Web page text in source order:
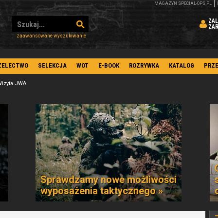
zaawansowane wyszukiwanie
MAGAZYN SPECIAL-OPS.PL
SELEKCJA WOT E-BOOK ROZRYWKA KATALOG
JWA
Sprawdzamy nowe możliwości
wyposażenia taktycznego »